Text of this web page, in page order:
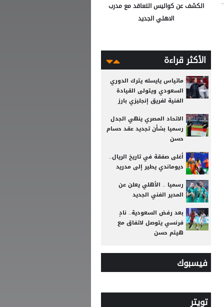
الكشف عن كواليس التعاقد مع مدرب
الاهلي الجديد
الأكثر قراءة
ماتياس يايسله يترك الدوري
السعودي ويتولى القيادة
الفنية لفريق إنجليزي بارز
الاتحاد المصري ينهي الجدل
رسميا بشأن تجديد عقد حسام
حسن
أغلى صفقة في تاريخ الريال..
ديوماندي يطير إلى مدريد
رسميا .. الأهلي يعلن عن
المدير الفني الجديد
بعد رفض السعودية.. نادٍ
فرنسي يتوصل لاتفاق مع
هيثم حسن
يلقى رفضًا جديدًافيسبوك
تويتر